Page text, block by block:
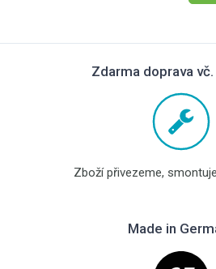
Zdarma doprava
Zboží přivezeme,
Made in